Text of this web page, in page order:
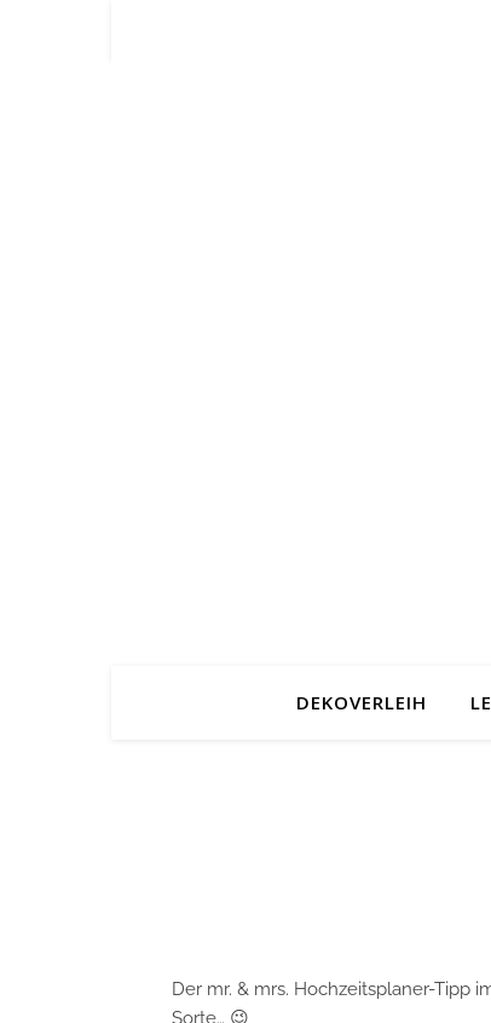
DEKOVERLEIH
Der mr. & mrs. Hochzeitsplaner-Tipp
Sorte… 😉